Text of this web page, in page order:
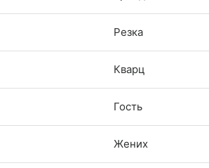
Резка
Кварц
Гость
Жених